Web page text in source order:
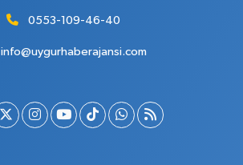
0553-109-46-40
info@uygurhaberajansi.com